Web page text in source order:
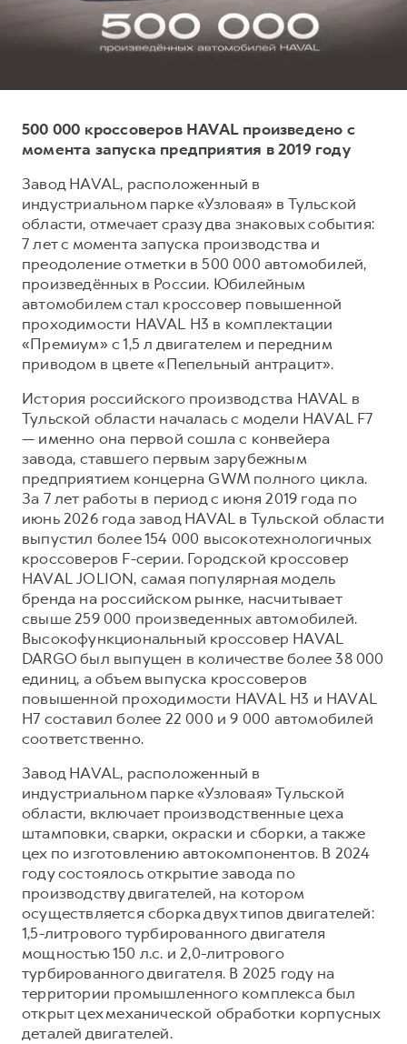
от 3 799 000 ₽ от 4 799 000 ₽
Тест-драйв
Кредитный калькулятор
Страхование
Кредит
КОРПОРАТИВНЫМ КЛИЕНТАМ
Для малого бизнеса
Корпоративным клиентам
Крупным корпоративным клиентам
Сервис для корпоративных клиентов
HAVAL Лизинг
АКСЕССУАРЫ HAVAL
Автомобильные аксессуары
Коллекция PRO
Коллекция Базовая
Коллекция Детская
СЕРВИСНОЕ ОБСЛУЖИВАНИЕ
Нулевое ТО
Программа «Помощь на дороге»
Электронный ПТС
ПОДДЕРЖКА
GWM Безопасность
Гарантия HAVAL
Мобильное приложение GWM
Программа «HAVAL Защита+»
Руководства по эксплуатации
АКСЕССУАРЫ HAVAL
Автомобильные аксессуары
Коллекция PRO
Коллекция Базовая
Коллекция Детская
О дилере
Наша команда
Контакты
500 000 кроссоверов HAVAL произведено с
момента запуска предприятия в 2019 году
Завод HAVAL, расположенный в
индустриальном парке «Узловая» в Тульской
области, отмечает сразу два знаковых события:
7 лет с момента запуска производства и
преодоление отметки в 500 000 автомобилей,
произведённых в России. Юбилейным
автомобилем стал кроссовер повышенной
проходимости HAVAL H3 в комплектации
«Премиум» с 1,5 л двигателем и передним
приводом в цвете «Пепельный антрацит».
История российского производства HAVAL в
Тульской области началась с модели HAVAL F7
— именно она первой сошла с конвейера
завода, ставшего первым зарубежным
предприятием концерна GWM полного цикла.
За 7 лет работы в период с июня 2019 года по
июнь 2026 года завод HAVAL в Тульской области
выпустил более 154 000 высокотехнологичных
кроссоверов F-серии. Городской кроссовер
HAVAL JOLION, самая популярная модель
бренда на российском рынке, насчитывает
свыше 259 000 произведенных автомобилей.
Высокофункциональный кроссовер HAVAL
DARGO был выпущен в количестве более 38 000
единиц, а объем выпуска кроссоверов
повышенной проходимости HAVAL H3 и HAVAL
H7 составил более 22 000 и 9 000 автомобилей
соответственно.
Завод HAVAL, расположенный в
индустриальном парке «Узловая» Тульской
области, включает производственные цеха
штамповки, сварки, окраски и сборки, а также
цех по изготовлению автокомпонентов. В 2024
году состоялось открытие завода по
производству двигателей, на котором
осуществляется сборка двух типов двигателей:
1,5-литрового турбированного двигателя
мощностью 150 л.с. и 2,0-литрового
турбированного двигателя. В 2025 году на
территории промышленного комплекса был
открыт цех механической обработки корпусных
деталей двигателей.